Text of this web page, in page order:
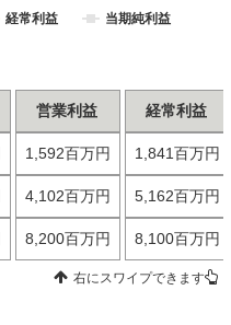
経常利益 当期純利益
営業利益
1,592百万円
4,102百万円
8,200百万円
経常利益
1,841百万円
5,162百万円
8,100百万円
右にスワイプできます